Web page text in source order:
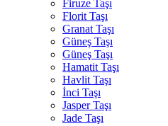
Firuze Taşı
Florit Taşı
Granat Taşı
Güneş Taşı
Güneş Taşı
Hamatit Taşı
Havlit Taşı
İnci Taşı
Jasper Taşı
Jade Taşı